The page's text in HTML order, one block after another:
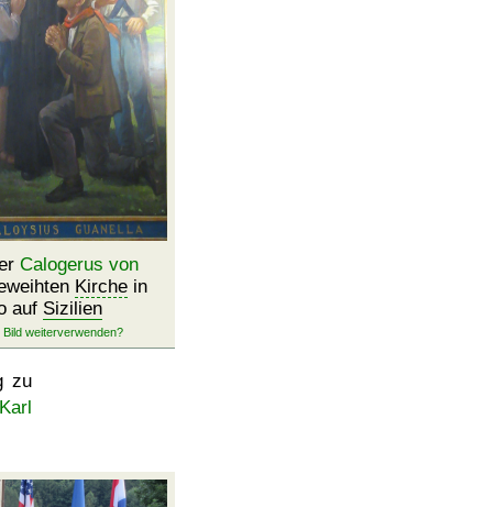
Calogerus von
Kirche in
auf Sizilien
zu